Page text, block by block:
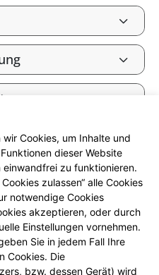
Cookies, um Inhalte und
dieser Website
zu funktionieren.
zulassen“ alle Cookies
notwendige Cookies
akzeptieren, oder durch
Einstellungen vornehmen.
Sie in jedem Fall Ihre
Cookies. Die
bzw. dessen Gerät) wird